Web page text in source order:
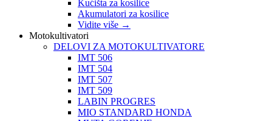
Kućišta za kosilice
Akumulatori za kosilice
Vidite više →
Motokultivatori
DELOVI ZA MOTOKULTIVATORE
IMT 506
IMT 504
IMT 507
IMT 509
LABIN PROGRES
MIO STANDARD HONDA